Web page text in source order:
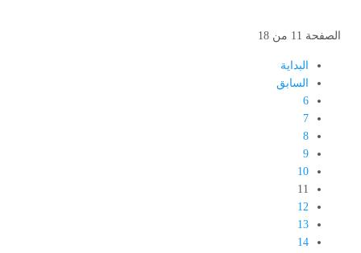
الصفحة 11 من 18
البداية
السابق
6
7
8
9
10
11
12
13
14